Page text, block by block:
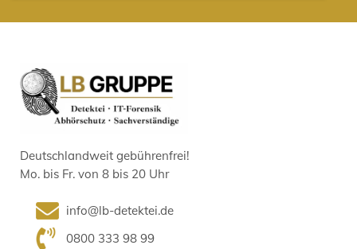
Deutschlandweit gebührenfrei!
Mo. bis Fr. von 8 bis 20 Uhr
info@lb-detektei.de
0800 333 98 99